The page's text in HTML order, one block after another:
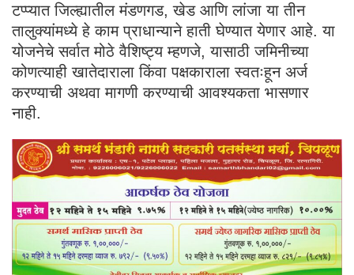
टप्प्यात जिल्ह्यातील मंडणगड, खेड आणि लांजा या तीन
तालुक्यांमध्ये हे काम प्राधान्याने हाती घेण्यात येणार आहे. या
योजनेचे सर्वात मोठे वैशिष्ट्य म्हणजे, यासाठी जमिनीच्या
कोणत्याही खातेदाराला किंवा पक्षकाराला स्वतःहून अर्ज
करण्याची अथवा मागणी करण्याची आवश्यकता भासणार
नाही.